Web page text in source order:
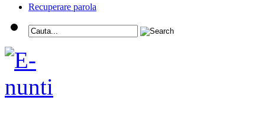
Recuperare parola